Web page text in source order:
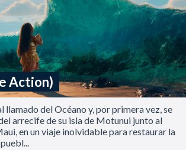
Action)
llamado del Océano y, por primera vez, se
arrecife de su isla de Motunui junto al
en un viaje inolvidable para restaurar la